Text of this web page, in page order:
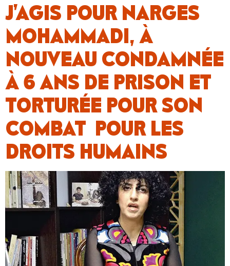
J’AGIS POUR NARGES
MOHAMMADI, À
NOUVEAU CONDAMNÉE
À 6 ANS DE PRISON ET
TORTURÉE POUR SON
COMBAT POUR LES
DROITS HUMAINS